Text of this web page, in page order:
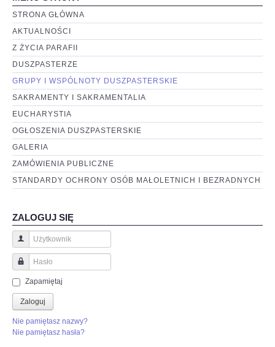
STRONA GŁÓWNA
AKTUALNOŚCI
Z ŻYCIA PARAFII
DUSZPASTERZE
GRUPY I WSPÓLNOTY DUSZPASTERSKIE
SAKRAMENTY I SAKRAMENTALIA
EUCHARYSTIA
OGŁOSZENIA DUSZPASTERSKIE
GALERIA
ZAMÓWIENIA PUBLICZNE
STANDARDY OCHRONY OSÓB MAŁOLETNICH I BEZRADNYCH
ZALOGUJ SIĘ
Użytkownik
Hasło
Zapamiętaj
Zaloguj
Nie pamiętasz nazwy?
Nie pamiętasz hasła?